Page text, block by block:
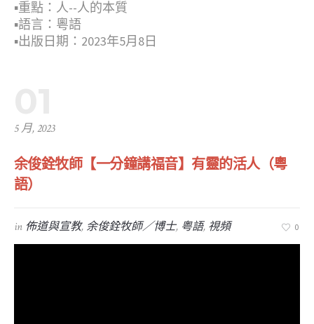
▪︎重點：人--人的本質
▪︎語言：粵語
▪︎出版日期：2023年5月8日
5 月, 2023
余俊銓牧師【一分鐘講福音】有靈的活人（粵
語）
in 佈道與宣教, 余俊銓牧師／博士, 粤語, 視頻 0